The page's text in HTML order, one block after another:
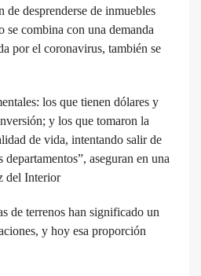
de desprenderse de inmuebles
se combina con una demanda
por el coronavirus, también se
los que tienen dólares y
y los que tomaron la
de vida, intentando salir de
aseguran en una
del Interior
de terrenos han significado un
y hoy esa proporción